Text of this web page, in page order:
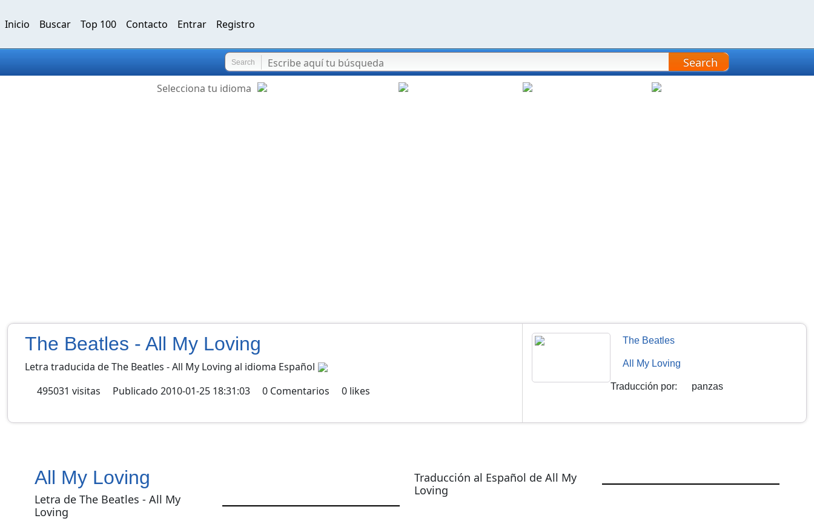
Inicio Buscar Top 100 Contacto Entrar Registro
Search Search
Selecciona tu idioma
The Beatles - All My Loving
Letra traducida de The Beatles - All My Loving al idioma Español
495031 visitas Publicado 2010-01-25 18:31:03 0 Comentarios 0 likes
The Beatles
All My Loving
Traducción por: panzas
All My Loving
Letra de The Beatles - All My
Loving
Traducción al Español de All My
Loving